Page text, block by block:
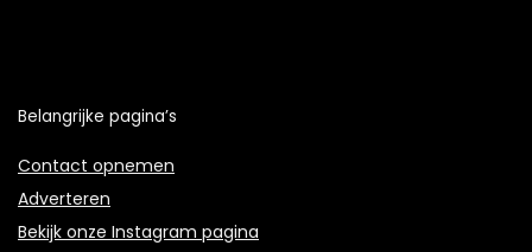
Belangrijke pagina’s
Contact opnemen
Adverteren
Bekijk onze Instagram pagina